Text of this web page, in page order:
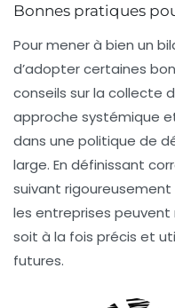
Bonnes pratiques
Pour mener à bien un
d’adopter certaines
conseils sur la collecte
approche systémique
dans une politique de
large. En définissant
suivant
les entreprises peuvent
soit à la fois précis et
futures.